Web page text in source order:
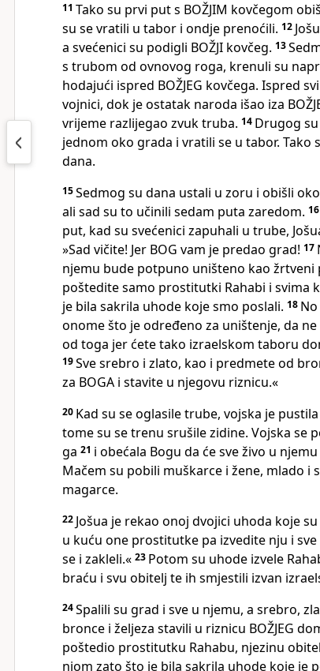
11 Tako su prvi put s BOŽJIM kovčegom
su se vratili u tabor i ondje prenoćili. 12
a svećenici su podigli BOŽJI kovčeg. 13
s trubom od ovnovog roga, krenuli su
hodajući ispred BOŽJEG kovčega. Ispred
vojnici, dok je ostatak naroda išao iza
vrijeme razlijegao zvuk truba. 14 Drugog
jednom oko grada i vratili se u tabor. Tako
dana.
15Sedmog su dana ustali u zoru i obišli
ali sad su to učinili sedam puta zaredom. 16
put, kad su svećenici zapuhali u trube,
»Sad vičite! Jer BOG vam je predao grad! 17
njemu bude potpuno uništeno kao žrtveni
poštedite samo prostitutki Rahabi i svima
je bila sakrila uhode koje smo poslali. 18
onome što je određeno za uništenje, da
od toga jer ćete tako izraelskom taboru
19Sve srebro i zlato, kao i predmete od
za BOGA i stavite u njegovu riznicu.«
20 Kad su se oglasile trube, vojska je
tome su se trenu srušile zidine. Vojska se
ga 21 i obećala Bogu da će sve živo u
Mačem su pobili muškarce i žene, mlado i
magarce.
22 Jošua je rekao onoj dvojici uhoda koje
u kuću one prostitutke pa izvedite nju i
se i zakleli.« 23 Potom su uhode izvele
braću i svu obitelj te ih smjestili izvan
24Spalili su grad i sve u njemu, a srebro,
bronce i željeza stavili u riznicu BOŽJEG
poštedio prostitutku Rahabu, njezinu
njom zato što je bila sakrila uhode koje je